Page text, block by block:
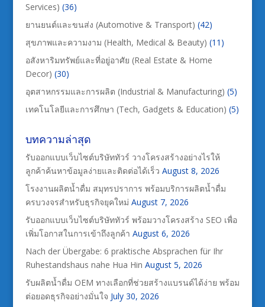
Services) (36)
ยานยนต์และขนส่ง (Automotive & Transport) (42)
สุขภาพและความงาม (Health, Medical & Beauty) (11)
อสังหาริมทรัพย์และที่อยู่อาศัย (Real Estate & Home
Decor) (30)
อุตสาหกรรมและการผลิต (Industrial & Manufacturing) (5)
เทคโนโลยีและการศึกษา (Tech, Gadgets & Education) (5)
บทความล่าสุด
รับออกแบบเว็บไซต์บริษัททัวร์ วางโครงสร้างอย่างไรให้
ลูกค้าค้นหาข้อมูลง่ายและติดต่อได้เร็ว August 8, 2026
โรงงานผลิตน้ำดื่ม สมุทรปราการ พร้อมบริการผลิตน้ำดื่ม
ครบวงจรสำหรับธุรกิจยุคใหม่ August 7, 2026
รับออกแบบเว็บไซต์บริษัททัวร์ พร้อมวางโครงสร้าง SEO เพื่อ
เพิ่มโอกาสในการเข้าถึงลูกค้า August 6, 2026
Nach der Übergabe: 6 praktische Absprachen für Ihr
Ruhestandshaus nahe Hua Hin August 5, 2026
รับผลิตน้ำดื่ม OEM ทางเลือกที่ช่วยสร้างแบรนด์ได้ง่าย พร้อม
ต่อยอดธุรกิจอย่างมั่นใจ July 30, 2026